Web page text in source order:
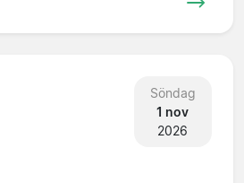
Söndag
1 nov
2026